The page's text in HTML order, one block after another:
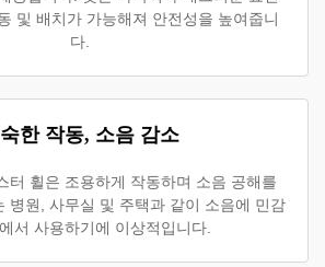
및 배치가 가능해져 안전성을 높여줍니
다.
한 작동, 소음 감소
터 휠은 조용하게 작동하며 소음 공해를
병원, 사무실 및 주택과 같이 소음에 민감
서 사용하기에 이상적입니다.